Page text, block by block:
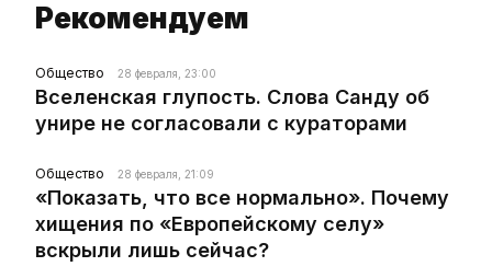
Рекомендуем
Общество 28 февраля, 23:00
Вселенская глупость. Слова Санду об
унире не согласовали с кураторами
Общество 28 февраля, 21:09
«Показать, что все нормально». Почему
хищения по «Европейскому селу»
вскрыли лишь сейчас?